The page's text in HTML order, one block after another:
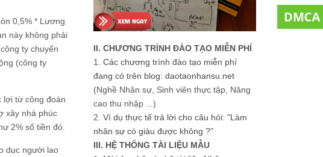
0,5% * Lương
này không phải
ty chuyển
(công ty
lợi từ công đoàn
xây nhà phúc
2% số tiền đó.
dục người lao
II. CHƯƠNG TRÌNH ĐÀO TẠO MIỄN PHÍ
1. Các chương trình đào tạo miễn phí
đang có trên blog: daotaonhansu.net
(Nghề Nhân sự, Sinh viên thực tập, Nâng
cao thu nhập ...)
2. Ví dụ thực tế trả lời cho câu hỏi: "Làm
nhân sự có giàu được không ?"
III. HỆ THỐNG TÀI LIỆU MẪU